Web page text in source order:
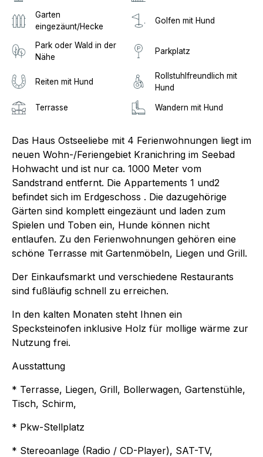
Garten
eingezäunt/Hecke
Golfen mit Hund
Park oder Wald in der
Nähe
Parkplatz
Reiten mit Hund
Rollstuhlfreundlich mit
Hund
Terrasse Wandern mit Hund
Das Haus Ostseeliebe mit 4 Ferienwohnungen liegt im
neuen Wohn-/Feriengebiet Kranichring im Seebad
Hohwacht und ist nur ca. 1000 Meter vom
Sandstrand entfernt. Die Appartements 1 und2
befindet sich im Erdgeschoss . Die dazugehörige
Gärten sind komplett eingezäunt und laden zum
Spielen und Toben ein, Hunde können nicht
entlaufen. Zu den Ferienwohnungen gehören eine
schöne Terrasse mit Gartenmöbeln, Liegen und Grill.
Der Einkaufsmarkt und verschiedene Restaurants
sind fußläufig schnell zu erreichen.
In den kalten Monaten steht Ihnen ein
Specksteinofen inklusive Holz für mollige wärme zur
Nutzung frei.
Ausstattung
* Terrasse, Liegen, Grill, Bollerwagen, Gartenstühle,
Tisch, Schirm,
* Pkw-Stellplatz
* Stereoanlage (Radio / CD-Player), SAT-TV,